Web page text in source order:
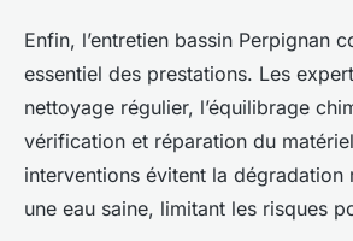
Enfin, l’entretien bassin Perpignan
essentiel des prestations. Les
nettoyage régulier, l’équilibrage
vérification et réparation du
interventions évitent la dégradation
une eau saine, limitant les risques